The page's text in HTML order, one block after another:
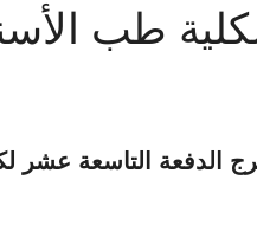
طب
الدفعة التاسعة عشر